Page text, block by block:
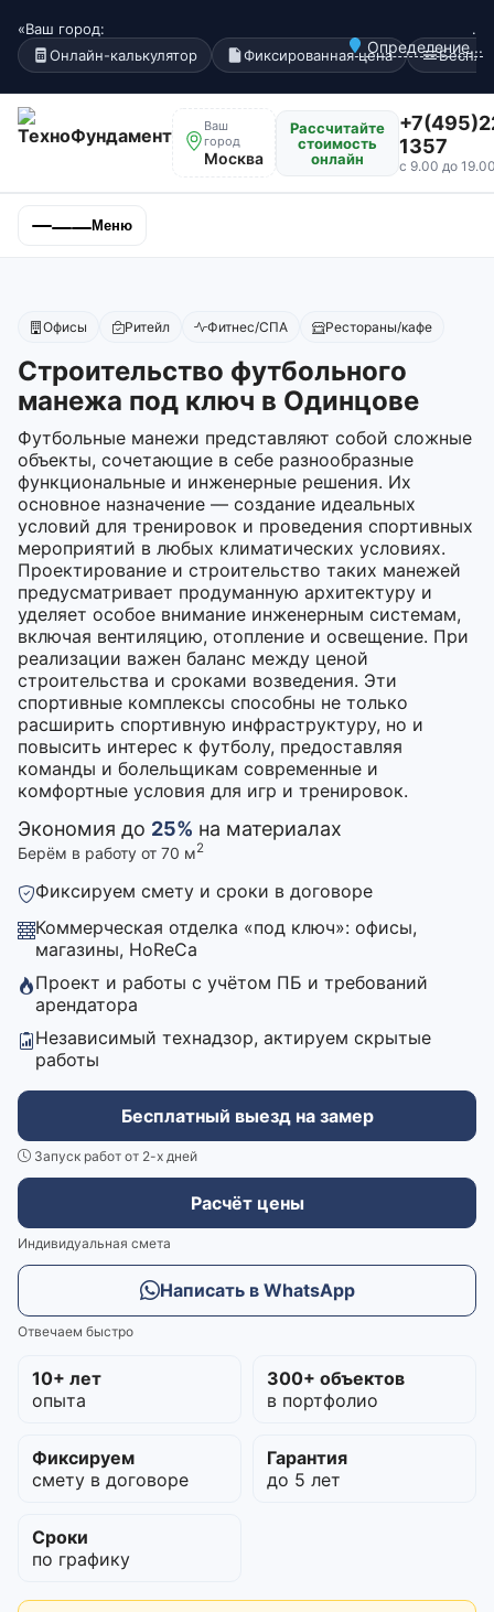
«Ваш город:
Определение...
.
Онлайн-калькулятор
Фиксированная цена
Ваш
город
Москва
Рассчитайте
стоимость
онлайн
1357
с 9.00 до
Меню
Офисы Ритейл Фитнес/СПА Рестораны/кафе
Строительство футбольного
манежа под ключ в Одинцове
Футбольные манежи представляют собой сложные
объекты, сочетающие в себе разнообразные
функциональные и инженерные решения. Их
основное назначение — создание идеальных
условий для тренировок и проведения спортивных
мероприятий в любых климатических условиях.
Проектирование и строительство таких манежей
предусматривает продуманную архитектуру и
уделяет особое внимание инженерным системам,
включая вентиляцию, отопление и освещение. При
реализации важен баланс между ценой
строительства и сроками возведения. Эти
спортивные комплексы способны не только
расширить спортивную инфраструктуру, но и
повысить интерес к футболу, предоставляя
команды и болельщикам современные и
комфортные условия для игр и тренировок.
Экономия до 25% на материалах
Берём в работу от 70 м2
Фиксируем смету и сроки в договоре
Коммерческая отделка «под ключ»: офисы,
магазины, HoReCa
Проект и работы с учётом ПБ и требований
арендатора
Независимый технадзор, актируем скрытые
работы
Бесплатный выезд на замер
Запуск работ от 2-х дней
Расчёт цены
Индивидуальная смета
Написать в WhatsApp
Отвечаем быстро
10+ лет
опыта
300+ объектов
в портфолио
Фиксируем
смету в договоре
Гарантия
до 5 лет
Сроки
по графику